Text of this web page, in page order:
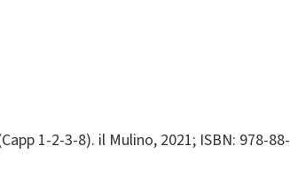
1-2-3-8). il Mulino, 2021; ISBN: 978-88-